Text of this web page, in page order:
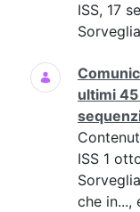
ISS, 17
ultimi
ISS 1
che in...,